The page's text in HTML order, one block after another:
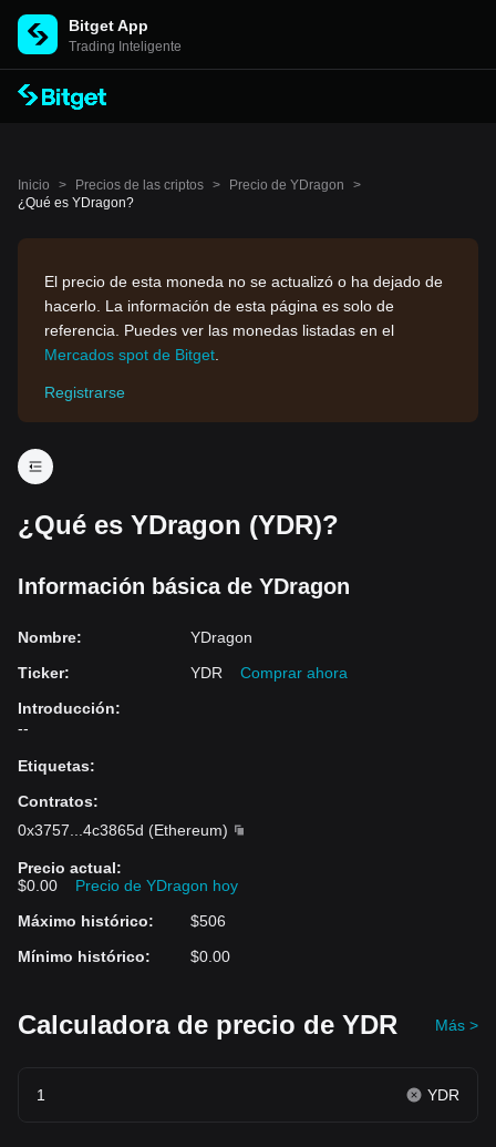
Bitget App
Trading Inteligente
Inicio > Precios de las criptos > Precio de YDragon
>
¿Qué es YDragon?
El precio de esta moneda no se actualizó o ha dejado de
hacerlo. La información de esta página es solo de
referencia. Puedes ver las monedas listadas en el
Mercados spot de Bitget
Registrarse
¿Qué es YDragon (YDR)?
Información básica de YDragon
Nombre:
YDragon
Ticker: YDR
Comprar ahora
Introducción:
--
Etiquetas:
Contratos:
0x3757
4c3865d (Ethereum)
Precio actual:
$0.00
Precio de YDragon hoy
Máximo histórico:
$506
Mínimo histórico: $0.00
Calculadora de precio de YDR Más >
YDR